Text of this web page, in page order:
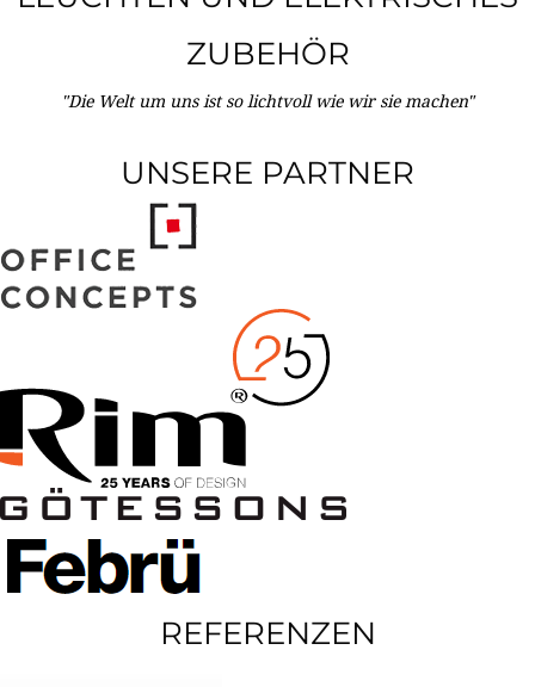
ZUBEHÖR
"Die Welt um uns ist so lichtvoll wie wir sie machen"
UNSERE PARTNER
REFERENZEN